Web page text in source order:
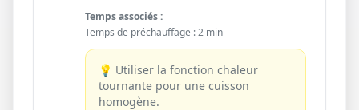
Temps associés :
Temps de préchauffage :2 min
💡 Utiliser la fonction chaleur
tournante pour une cuisson
homogène.